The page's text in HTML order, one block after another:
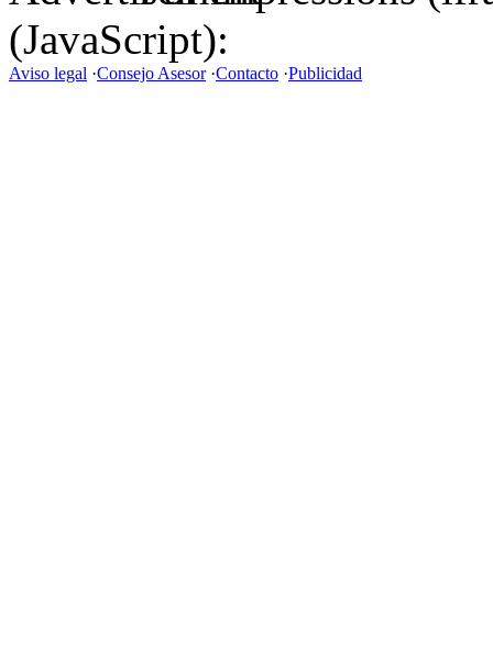
(JavaScript):
Aviso legal ·Consejo Asesor·Contacto ·Publicidad